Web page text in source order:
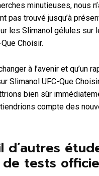
minutieuses, nous
pas trouvé jusqu’à
les Slimanol gélules sur
Choisir.
à l’avenir et qu’un
Slimanol UFC-Que
bien sûr
compte des
d’autres
tests